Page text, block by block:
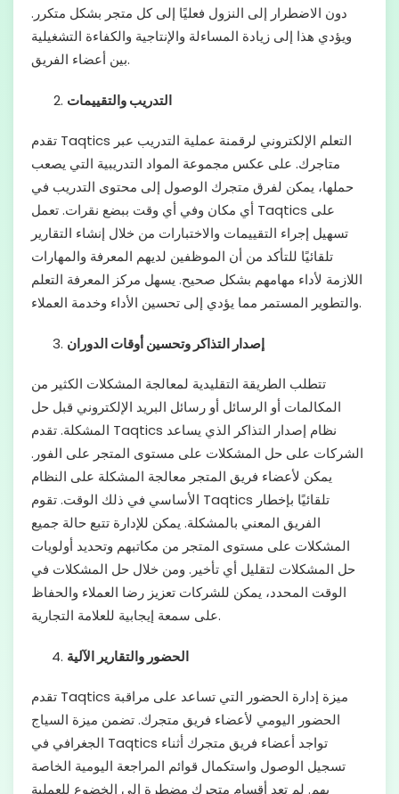
دون الاضطرار إلى النزول فعليًا إلى كل متجر بشكل متكرر.
ويؤدي هذا إلى زيادة المساءلة والإنتاجية والكفاءة التشغيلية
بين أعضاء الفريق.
التدريب والتقييمات
تقدم Taqtics التعلم الإلكتروني لرقمنة عملية التدريب عبر
متاجرك. على عكس مجموعة المواد التدريبية التي يصعب
حملها، يمكن لفرق متجرك الوصول إلى محتوى التدريب في
أي مكان وفي أي وقت ببضع نقرات. تعمل Taqtics على
تسهيل إجراء التقييمات والاختبارات من خلال إنشاء التقارير
تلقائيًا للتأكد من أن الموظفين لديهم المعرفة والمهارات
اللازمة لأداء مهامهم بشكل صحيح. يسهل مركز المعرفة التعلم
والتطوير المستمر مما يؤدي إلى تحسين الأداء وخدمة العملاء.
إصدار التذاكر وتحسين أوقات الدوران
تتطلب الطريقة التقليدية لمعالجة المشكلات الكثير من
المكالمات أو الرسائل أو رسائل البريد الإلكتروني قبل حل
المشكلة. تقدم Taqtics نظام إصدار التذاكر الذي يساعد
الشركات على حل المشكلات على مستوى المتجر على الفور.
يمكن لأعضاء فريق المتجر معالجة المشكلة على النظام
الأساسي في ذلك الوقت. تقوم Taqtics تلقائيًا بإخطار
الفريق المعني بالمشكلة. يمكن للإدارة تتبع حالة جميع
المشكلات على مستوى المتجر من مكاتبهم وتحديد أولويات
حل المشكلات لتقليل أي تأخير. ومن خلال حل المشكلات في
الوقت المحدد، يمكن للشركات تعزيز رضا العملاء والحفاظ
على سمعة إيجابية للعلامة التجارية.
الحضور والتقارير الآلية
تقدم Taqtics ميزة إدارة الحضور التي تساعد على مراقبة
الحضور اليومي لأعضاء فريق متجرك. تضمن ميزة السياج
الجغرافي في Taqtics تواجد أعضاء فريق متجرك أثناء
تسجيل الوصول واستكمال قوائم المراجعة اليومية الخاصة
بهم. لم تعد أقسام متجرك مضطرة إلى الخضوع للعملية